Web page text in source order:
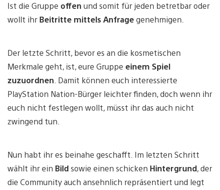
Ist die Gruppe offen und somit für jeden betretbar oder
wollt ihr Beitritte mittels Anfragegenehmigen.
Der letzte Schritt, bevor es an die kosmetischen
Merkmale geht, ist, eure Gruppe einem Spiel
zuzuordnen. Damit können euch interessierte
PlayStation Nation-Bürger leichter finden, doch wenn ihr
euch nicht festlegen wollt, müsst ihr das auch nicht
zwingend tun.
Nun habt ihr es beinahe geschafft. Im letzten Schritt
wählt ihr ein Bildsowie einen schicken Hintergrund, der
die Community auch ansehnlich repräsentiert und legt